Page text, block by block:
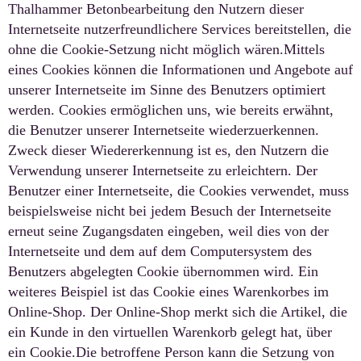
Thalhammer Betonbearbeitung den Nutzern dieser
Internetseite nutzerfreundlichere Services bereitstellen, die
ohne die Cookie-Setzung nicht möglich wären.Mittels
eines Cookies können die Informationen und Angebote auf
unserer Internetseite im Sinne des Benutzers optimiert
werden. Cookies ermöglichen uns, wie bereits erwähnt,
die Benutzer unserer Internetseite wiederzuerkennen.
Zweck dieser Wiedererkennung ist es, den Nutzern die
Verwendung unserer Internetseite zu erleichtern. Der
Benutzer einer Internetseite, die Cookies verwendet, muss
beispielsweise nicht bei jedem Besuch der Internetseite
erneut seine Zugangsdaten eingeben, weil dies von der
Internetseite und dem auf dem Computersystem des
Benutzers abgelegten Cookie übernommen wird. Ein
weiteres Beispiel ist das Cookie eines Warenkorbes im
Online-Shop. Der Online-Shop merkt sich die Artikel, die
ein Kunde in den virtuellen Warenkorb gelegt hat, über
ein Cookie.Die betroffene Person kann die Setzung von